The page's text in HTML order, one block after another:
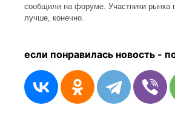
сообщили на форуме. Участники рынка
лучше, конечно.
если понравилась новость - п